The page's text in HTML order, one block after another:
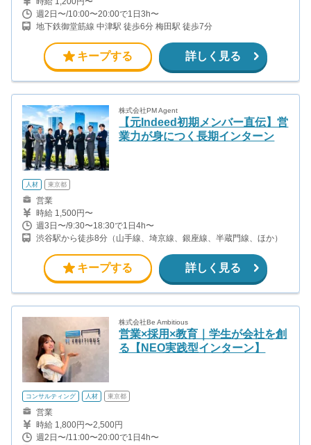
週2日〜/10:00〜20:00で1日3h〜
地下鉄御堂筋線 中津駅 徒歩6分 梅田駅 徒歩7分
キープする 詳しく見る
株式会社PM Agent
【元Indeed初期メンバー直伝】営
業力が身につく長期インターン
人材 東京都
営業
時給 1,500円〜
週3日〜/9:30〜18:30で1日4h〜
渋谷駅から徒歩8分（山手線、埼京線、銀座線、半蔵門線、ほか）
キープする 詳しく見る
株式会社Be Ambitious
営業×採用×教育｜学生が会社を創
る【NEO実践型インターン】
コンサルティング 人材 東京都
営業
時給 1,800円〜2,500円
週2日〜/11:00〜20:00で1日4h〜